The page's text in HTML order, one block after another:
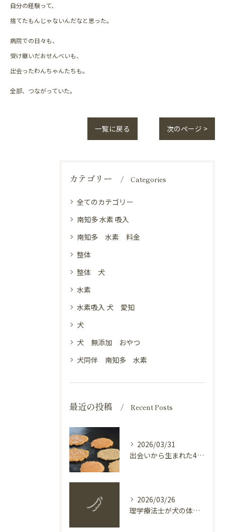
自分の経験って、
捨てたもんじゃないんだなと思った。
病院での日々も、
受け継いだおせんべいも、
出会ったわんちゃんたちも。
全部、つながっていた。
一覧に戻る 次のページ >
カテゴリー Categories
全てのカテゴリー
南知多 水素 吸入
南知多 水素 料金
整体
整体 犬
水素
水素吸入 犬 愛知
犬
犬 無添加 おやつ
犬同伴 南知多 水素
最近の投稿 Recent Posts
2026/03/31
出会いから生まれた4つの原材料
2026/03/26
理学療法士が犬の体に触れてみて